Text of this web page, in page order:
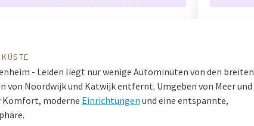
- Leiden liegt nur wenige Autominuten von den breiten
von Noordwijk und Katwijk entfernt. Umgeben von Meer und
Komfort, moderne Einrichtungen und eine entspannte,